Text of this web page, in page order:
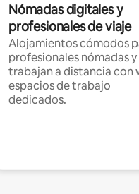
Nómadas digitales y
profesionales de viaje
Alojamientos cómodos
profesionales nómadas
trabajan a distancia con
espacios de trabajo
dedicados.